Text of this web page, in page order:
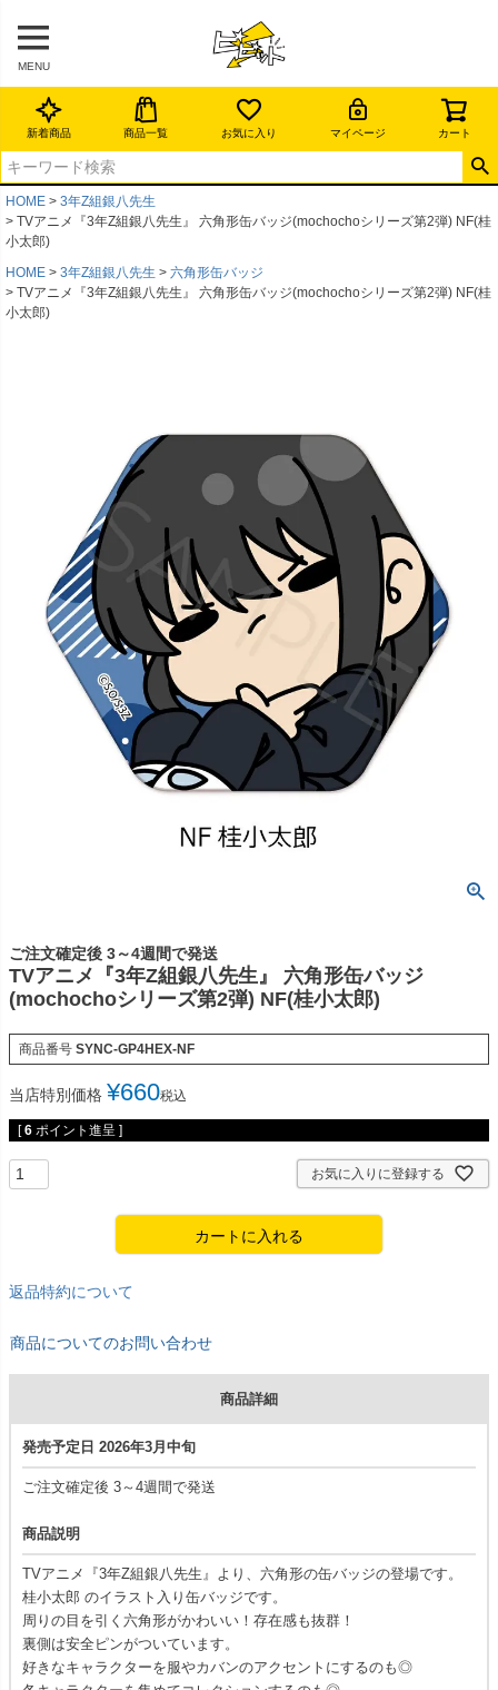
MENU
新着商品 商品一覧 お気に入り マイページ カート
HOME
3年Z組銀八先生
TVアニメ『3年Z組銀八先生』 六角形缶バッジ(mochochoシリーズ第2弾) NF(桂
小太郎)
HOME
3年Z組銀八先生
六角形缶バッジ
TVアニメ『3年Z組銀八先生』 六角形缶バッジ(mochochoシリーズ第2弾) NF(桂
小太郎)
ご注文確定後 3～4週間で発送
TVアニメ『3年Z組銀八先生』 六角形缶バッジ
(mochochoシリーズ第2弾) NF(桂小太郎)
商品番号 SYNC-GP4HEX-NF
当店特別価格 ¥660税込
[ 6 ポイント進呈 ]
お気に入りに登録する
カートに入れる
返品特約について
商品についてのお問い合わせ
商品詳細
発売予定日 2026年3月中旬
ご注文確定後 3～4週間で発送
商品説明
TVアニメ『3年Z組銀八先生』より、六角形の缶バッジの登場です。
桂小太郎 のイラスト入り缶バッジです。
周りの目を引く六角形がかわいい！存在感も抜群！
裏側は安全ピンがついています。
好きなキャラクターを服やカバンのアクセントにするのも◎